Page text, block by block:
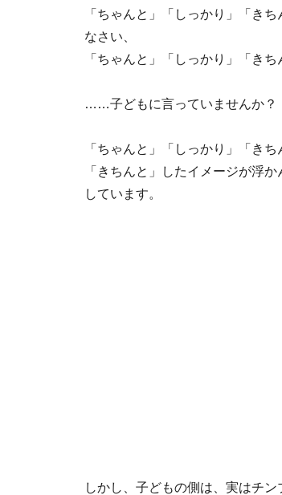
「ちゃんと」「しっかり」「き
なさい、
「ちゃんと」「しっかり」「き
……子どもに言っていませんか？
「ちゃんと」「しっかり」「き
「きちんと」したイメージが浮
しています。
しかし、子どもの側は、実はチ